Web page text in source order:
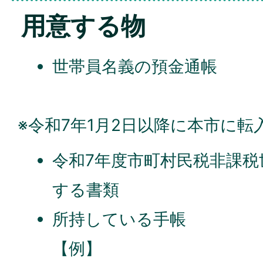
用意する物
世帯員名義の預金通帳
※令和7年1月2日以降に本市に転
令和7年度市町村民税非課
する書類
所持している手帳
【例】